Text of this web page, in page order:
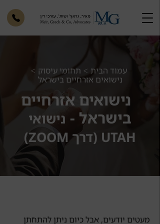
עמוד הבית > תחומי עיסוק >
נישואים אזרחיים בישראל
נישואים אזרחיים
בישראל - נישואי
UTAH (דרך ZOOM)
מעטים יודעים, אבל כיום ניתן להתחתן